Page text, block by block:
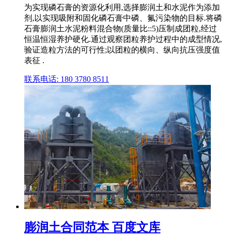
为实现磷石膏的资源化利用,选择膨润土和水泥作为添加
剂,以实现吸附和固化磷石膏中磷、氟污染物的目标.将磷
石膏膨润土水泥粉料混合物(质量比::5)压制成团粒,经过
恒温恒湿养护硬化.通过观察团粒养护过程中的成型情况,
验证造粒方法的可行性;以团粒的横向、纵向抗压强度值
表征 .
联系电话: 180 3780 8511
膨润土合同范本 百度文库